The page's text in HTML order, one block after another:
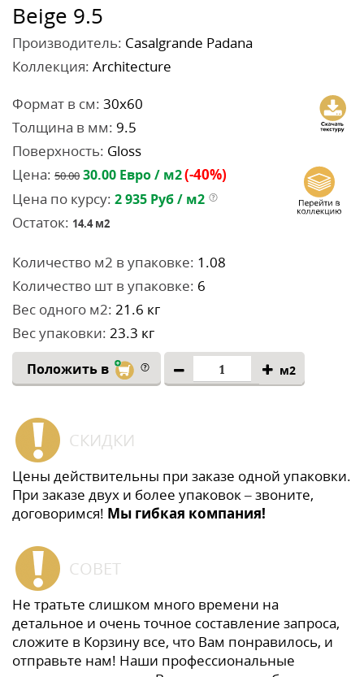
Beige 9.5
Производитель: Casalgrande Padana
Коллекция: Architecture
Формат в см: 30x60
Толщина в мм: 9.5
Поверхность: Gloss
Цена: 50.00 30.00 Евро / м2(-40%)
Цена по курсу: 2 935 Руб / м2
Остаток: 14.4м2
Количество м2 в упаковке: 1.08
Количество шт в упаковке: 6
Вес одного м2: 21.6 кг
Вес упаковки: 23.3 кг
Положить в м2
СКИДКИ
Цены действительны при заказе одной упаковки.
При заказе двух и более упаковок – звоните,
договоримся! Мы гибкая компания!
СОВЕТ
Не тратьте слишком много времени на
детальное и очень точное составление запроса,
сложите в Корзину все, что Вам понравилось, и
отправьте нам! Наши профессиональные